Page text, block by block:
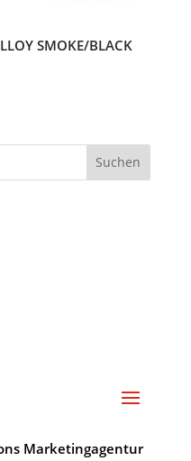
SMOKE/BLACK
Suchen
Marketingagentur